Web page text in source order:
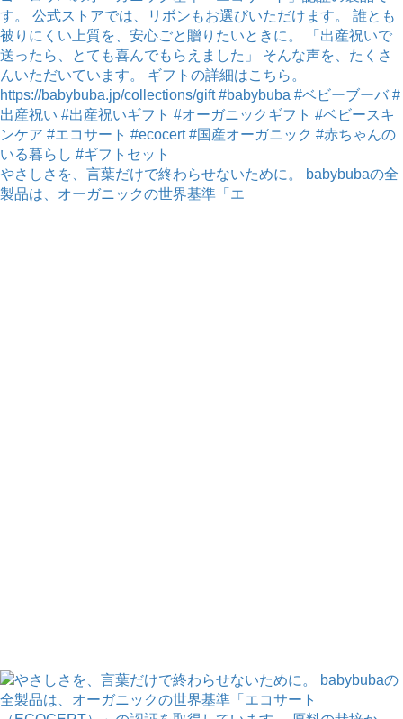
やさしさを、言葉だけで終わらせないために。 babybubaの全
製品は、オーガニックの世界基準「エ